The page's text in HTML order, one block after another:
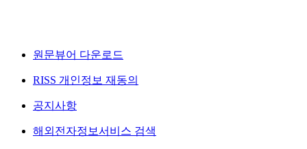
원문뷰어 다운로드
RISS 개인정보 재동의
공지사항
해외전자정보서비스 검색